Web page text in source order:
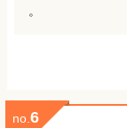
。
no. 6